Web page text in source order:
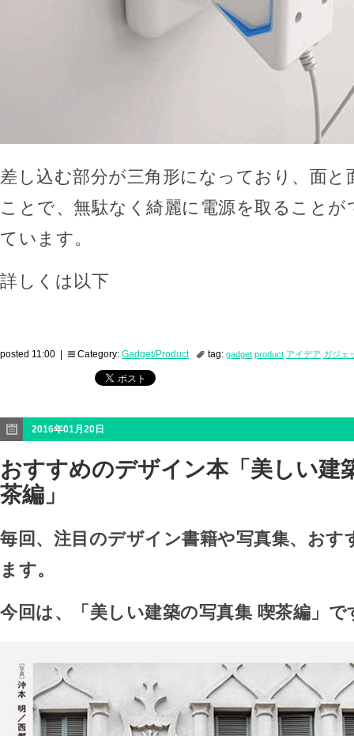
差し込む部分が三角形になっており、面と
ことで、無駄なく綺麗に電源を取ること
ています。
詳しくは以下
posted 11:00 | Category: Gadget/Product tag: gadget product アイデア ガジェ
2016年01月20日
おすすめのデザイン本「美しい建
茶編」
毎回、注目のデザイン書籍や写真集、おす
ます。
今回は、「美しい建築の写真集 喫茶編」で